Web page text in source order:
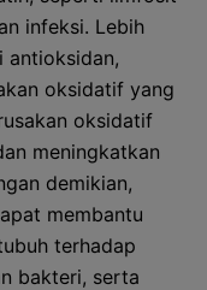
infeksi. Lebih
antioksidan,
oksidatif yang
oksidatif
meningkatkan
demikian,
membantu
terhadap
bakteri, serta